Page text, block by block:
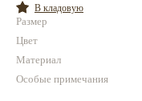
Натуральные
Новинки!
В кладовую
Размер
Цвет
Материал
Особые примечания